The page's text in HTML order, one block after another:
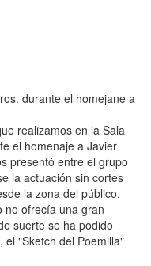
durante el homejane a
realizamos en la Sala
el homenaje a Javier
presentó entre el grupo
la actuación sin cortes
la zona del público,
no ofrecía una gran
suerte se ha podido
el "Sketch del Poemilla"